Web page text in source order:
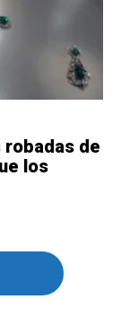
robadas de
los